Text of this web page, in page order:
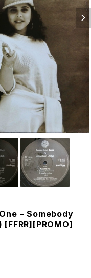
– Somebody